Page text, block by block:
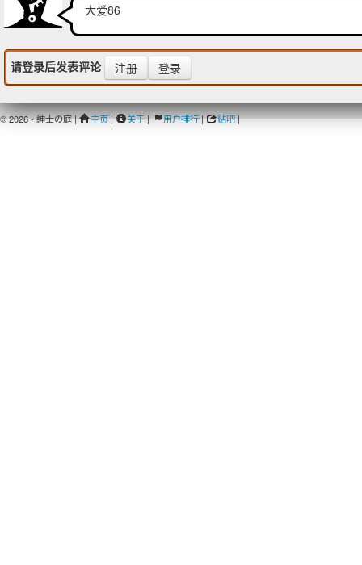
大爱86
请登录后发表评论 注册 登录
© 2026 - 紳士の庭 | 主页| 关于| 用户排行| 贴吧|